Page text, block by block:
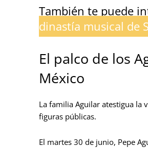
También te puede
dinastía musical de
El palco de los
México
La familia Aguilar atestigua la
figuras públicas.
El martes 30 de junio, Pepe